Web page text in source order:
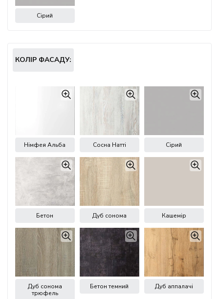
Сірий
КОЛІР ФАСАДУ:
Німфея Альба Сосна Натті Сірий
Бетон Дуб сонома Кашемір
Дуб сонома
трюфель
Бетон темний Дуб аппалачі